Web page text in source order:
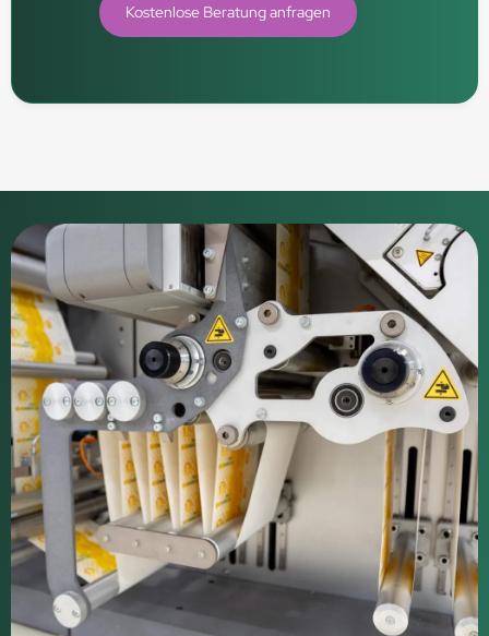
Kostenlose Beratung anfragen